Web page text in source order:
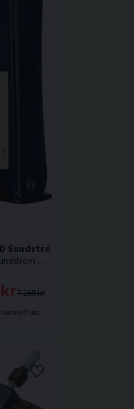
2,2Ah
Sundström T06-0101 3,5Ah
Passande Sundström SR 500.
7 269 kr
inom 1-3 dagar